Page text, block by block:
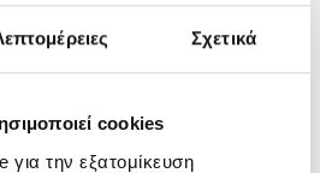
Σχετικά
cookies
για την εξατομίκευση
2441042143